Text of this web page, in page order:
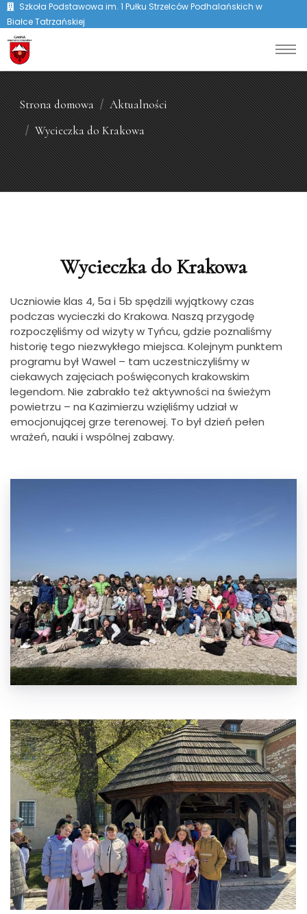
Szkoła Podstawowa im. 1 Pułku Strzelców Podhalańskich w
Białce Tatrzańskiej
Strona domowa
Aktualności
Wycieczka do Krakowa
Wycieczka do Krakowa
Uczniowie klas 4, 5a i 5b spędzili wyjątkowy czas
podczas wycieczki do Krakowa. Naszą przygodę
rozpoczęliśmy od wizyty w Tyńcu, gdzie poznaliśmy
historię tego niezwykłego miejsca. Kolejnym punktem
programu był Wawel – tam uczestniczyliśmy w
ciekawych zajęciach poświęconych krakowskim
legendom. Nie zabrakło też aktywności na świeżym
powietrzu – na Kazimierzu wzięliśmy udział w
emocjonującej grze terenowej. To był dzień pełen
wrażeń, nauki i wspólnej zabawy.